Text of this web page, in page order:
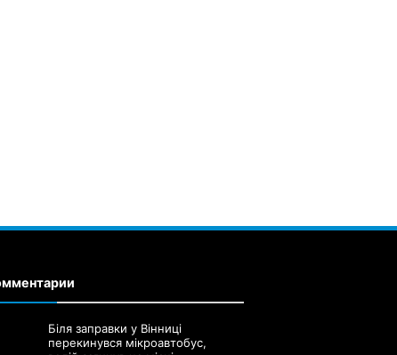
Біля заправки у Вінниці
перекинувся мікроавтобус,